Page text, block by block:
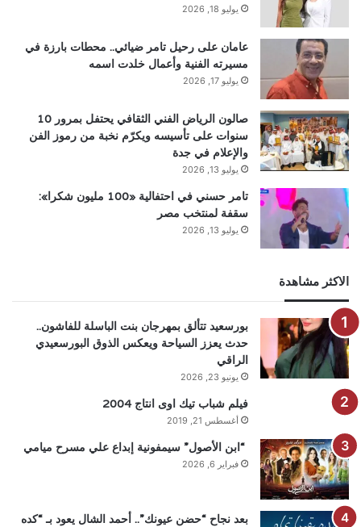
يوليو 18, 2026
عامان على رحيل تامر ضيائي.. محطات بارزة في
مسيرته الفنية وأعمال خلدت اسمه
يوليو 17, 2026
صالون الرياض الفني الثقافي يحتفل بمرور 10
سنوات على تأسيسه ويكرّم نخبة من رموز الفن
والإعلام في جدة
يوليو 13, 2026
تامر حسني في احتفالية «100 مليون شكرا»:
سقفة لمنتخب مصر
يوليو 13, 2026
الاكثر مشاهدة
بورسعيد تتألق بمهرجان بنت الباسلة للفاشون..
حدث يعزز السياحة ويعكس الذوق البورسعيدي
الراقي
يونيو 23, 2026
فيلم شباب تيك اوى انتاج 2004
أغسطس 21, 2019
“ابن الأصول” سيمفونية إبداع علي مسرح ميامي
فبراير 6, 2026
بعد نجاح “حضن عيونك”.. أحمد الشال يعود بـ “كده